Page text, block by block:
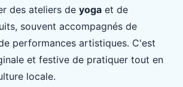
des ateliers de yoga et de
souvent accompagnés de
performances artistiques. C'est
et festive de pratiquer tout en
locale.